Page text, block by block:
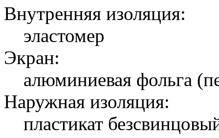
Внутренняя изоляция:
эластомер
Экран:
алюминиевая фольга
Наружная изоляция:
пластикат